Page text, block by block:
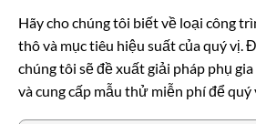
Hãy cho chúng tôi biết về loại công
thô và mục tiêu hiệu suất của quý vị.
chúng tôi sẽ đề xuất giải pháp phụ
và cung cấp mẫu thử miễn phí để quý